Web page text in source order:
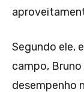
Segundo ele,
campo,
desempenho